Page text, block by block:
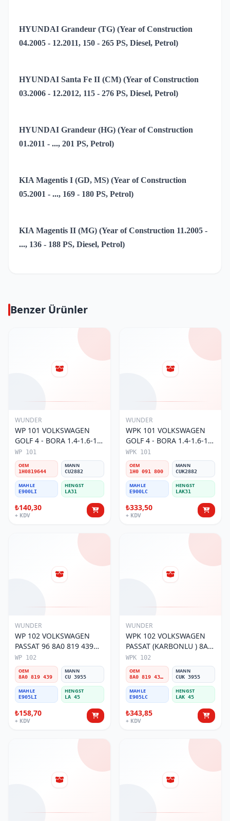
HYUNDAI Grandeur (TG) (Year of Construction
04.2005 - 12.2011, 150 - 265 PS, Diesel, Petrol)
HYUNDAI Santa Fe II (CM) (Year of Construction
03.2006 - 12.2012, 115 - 276 PS, Diesel, Petrol)
HYUNDAI Grandeur (HG) (Year of Construction
01.2011 - ..., 201 PS, Petrol)
KIA Magentis I (GD, MS) (Year of Construction
05.2001 - ..., 169 - 180 PS, Petrol)
KIA Magentis II (MG) (Year of Construction 11.2005 -
..., 136 - 188 PS, Diesel, Petrol)
Benzer Ürünler
WUNDER
WP 101 VOLKSWAGEN
GOLF 4 - BORA 1.4-1.6-1.8
POLO III 1H0 819 644
Polen Filtresi
WP 101
OEM
1H0819644
MANN
CU2882
MAHLE
E900LI
HENGST
LA31
₺140,30
+ KDV
WUNDER
WPK 101 VOLKSWAGEN
GOLF 4 - BORA 1.4-1.6-1.8
POLO III KARBONLU 1H0
091 800 Polen Filtresi
WPK 101
OEM
1H0 091 800
MANN
CUK2882
MAHLE
E900LC
HENGST
LAK31
₺333,50
+ KDV
WUNDER
WP 102 VOLKSWAGEN
PASSAT 96 8A0 819 439
Polen Filtresi
WP 102
OEM
8A0 819 439
MANN
CU 3955
MAHLE
E905LI
HENGST
LA 45
₺158,70
+ KDV
WUNDER
WPK 102 VOLKSWAGEN
PASSAT (KARBONLU ) 8A0
819 439B Polen Filtresi
WPK 102
OEM
8A0 819 439B
MANN
CUK 3955
MAHLE
E905LC
HENGST
LAK 45
₺343,85
+ KDV